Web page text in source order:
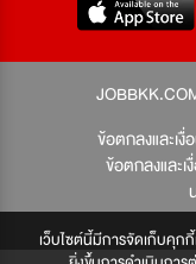
เว็บไซต์นี้มีการจัดเก็บคุก
ข้อตกลงและเ
ข้อตกลงและ